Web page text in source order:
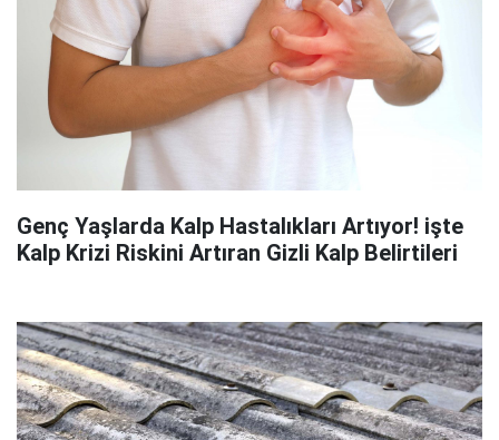
Genç Yaşlarda Kalp Hastalıkları Artıyor! işte
Kalp Krizi Riskini Artıran Gizli Kalp Belirtileri